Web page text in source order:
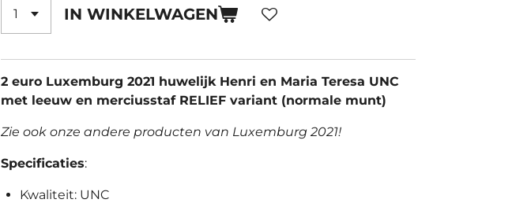
IN WINKELWAGEN
2 euro Luxemburg 2021 huwelijk Henri en Maria Teresa UNC
met leeuw en merciusstaf RELIEF variant (normale munt)
Zie ook onze andere producten van Luxemburg 2021!
Specificaties:
Kwaliteit: UNC